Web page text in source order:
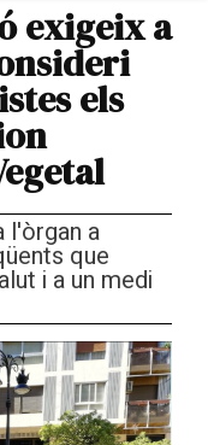
exigeix a
els
l'òrgan a
que
i a un medi